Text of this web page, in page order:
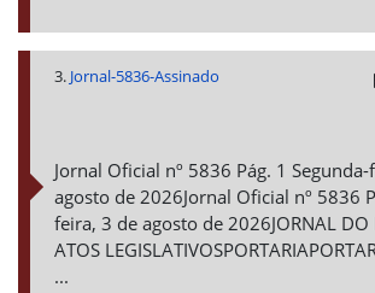
3. Jornal-5836-Assinado
Jornal Oficial nº 5836 Pág. 1
agosto de 2026Jornal Oficial nº 5836
feira, 3 de agosto de 2026JORNAL DO
ATOS
...